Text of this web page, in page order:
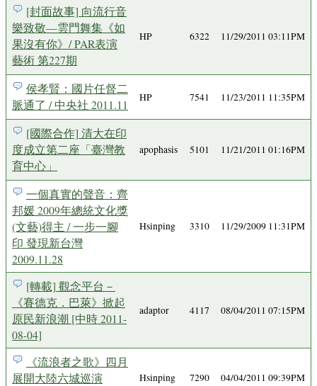
[封面故事] 向流行音
樂致敬—雲門舞集《如
果沒有你》/ PAR表演
藝術 第227期
HP 6322 11/29/2011 03:11PM
侯孝賢：國片任督二
脈通了 / 中央社 2011.11
HP 7541 11/23/2011 11:35PM
[國際合作] 清大在印
度成立第二座「臺灣教
育中心」
apophasis 5101 11/21/2011 01:16PM
一個真實的聲音：齊
邦媛 2009年總統文化獎
(文藝)得主 / 一步一腳
印 發現新台灣
2009.11.28
Hsinping 3310 11/29/2009 11:31PM
[轉載] 觀念平台－
《賽德克．巴萊》掀起
原民新浪潮 [中時 2011-
08-04]
adaptor 4117 08/04/2011 07:15PM
《流浪者之歌》四月
展開大陸六城巡演
Hsinping 7290 04/04/2011 09:39PM